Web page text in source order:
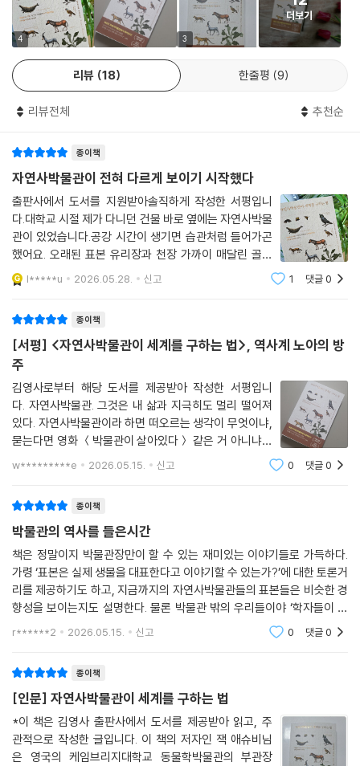
‘발견’되는 기준, 사람들에게 자연의 감각과 지식을 생생히 전달하는 전시
현장의 노하우, 그 뒤에 가려진 논쟁적 역사 같은 흥미진진한 뒷이야기가
‘자연사박물관은 아이들이 가는 곳’이라는 오랜 편견을 지운다.
연사박물관을 드나들 ‘슈퍼패스’를 선사한다. - 〈더타임스〉
인간도 표본이 될 수 있을까?
암컷 새들은 왜 고개를 숙이고 있을까?
‘객관적 자연’에 숨겨진 기억과 망각의 역사
표본은 실제 자연에서 왔지만 시기마다 무엇을 선택하고 어떻게 보존·연출
할지에 따라 끊임없이 재구성된다. 티라노사우루스 골격표본의 경우, 191
5년 처음 전시될 때는 꼬리를 바닥에 늘어뜨린 채 일어선 자세로 연출되었
다가 1980년대에 새로운 연구 결과가 발표되면서 등뼈가 지금처럼 수평
에 가까운 모습으로 수정되었다. 이 책에 따르면 크고 눈에 띄는 동물을 중
시하는 인간의 시선이 전시에 반영되면서 곤충과 식물은 실제 종의 수나
생물량에 비해 덜 보이게끔 연출된다. 과거에 박제된 암컷 새 표본들의 경
우 수컷을 향해 ‘조아리는’ 모습이 두드러지는데, 이는 가부장제의 분위기
가 반영된 것이다. 이 책의 1부는 우리가 자연사박물관에서 만나는 자연이
고정불변이 아니며, 당대의 연구와 인식에 따라 수정되고 연출되어온 자연
임을 밝힌다.
자연사박물관이라는 공간 자체의 역사도 인간의 역사와 뗄 수 없다. 2부에
탈, 그리고 토착민 수집가들의 지워진 노동이 스며 있다. 다윈보다 먼저 진
화론을 언급했던 천재 생물학자 앨프리드 러셀 윌리스는 어마어마한 표본
수집가로도 유명한데, 그의 성취에 알리와 바데룬이라는 두 현지인 수집가
의 기여가 컸다는 사실은 최근에야 알려졌다. 상당수의 표본이 전쟁 중인
군대에서 수집되었다는 것도 공공연한 사실이다. 몇 군데 자연사박물관에
서 남아프리카 생물표본의 출처를 조사한 저자는, 다수의 출처가 2차 보어
전쟁 당시 강제수용소의 위치와 겹친다는 사실을 밝혀낸다. 남아프리카 식
민지 지배권을 둘러싼 전쟁으로 현지인들이 고통을 겪는 동안 군인들은 여
이 불편한 진실이 자연사박물관을 향한 신뢰를 훼손할 수도 있을까? 저자
는 자연사박물관이 끝없이 움직이고 편집되는 ‘이야기’라면 ‘이야기꾼’의
존재를 알고 있을 때 더욱 입체적으로 관람할 수 있다고 강조한다. 고정된
정보를 전하는 중립적인 장소가 아니라 어떤 정보를 선택하고 기억할지에
4 3
더보기
리뷰 18 한줄평 9
리뷰전체 추천순
종이책
자연사박물관이 전혀 다르게 보이기 시작했다
출판사에서 도서를 지원받아솔직하게 작성한 서평입니
다.대학교 시절 제가 다니던 건물 바로 옆에는 자연사박물
관이 있었습니다.공강 시간이 생기면 습관처럼 들어가곤
했어요. 오래된 표본 유리장과 천장 가까이 매달린 골격
표본, 조용히 멈춰 선 새와 동물들까지. 묘하게 차분한 공
기가 좋아 자주 머물렀습니다.미술을 전공했지만 제게 자
l*****u 2026.05.28. 신고 1 댓글0
종이책
[서평] <자연사박물관이 세계를 구하는 법>, 역사계 노아의 방
주
김영사로부터 해당 도서를 제공받아 작성한 서평입니
다. 자연사박물관. 그것은 내 삶과 지극히도 멀리 떨어져
있다. 자연사박물관이라 하면 떠오르는 생각이 무엇이냐,
묻는다면 영화 ＜박물관이 살아있다＞ 같은 거 아니냐고
되물을 것이다.(이 문장을 작성하면서 ＜박물관이 살아있
w*********e 2026.05.15. 신고 0 댓글0
종이책
박물관의 역사를 들은시간
책은 정말이지 박물관장만이 할 수 있는 재미있는 이야기들로 가득하다.
가령 ‘표본은 실제 생물을 대표한다고 이야기할 수 있는가?’에 대한 토론거
리를 제공하기도 하고, 지금까지의 자연사박물관들의 표본들은 비슷한 경
향성을 보이는지도 설명한다. 물론 박물관 밖의 우리들이야 ‘학자들이 알
아서 잘 선별했겠거니’라고 생각하지만, 실상은 그렇지 않다는 점이 흥미
r******2 2026.05.15. 신고 0 댓글0
종이책
[인문] 자연사박물관이 세계를 구하는 법
*이 책은 김영사 출판사에서 도서를 제공받아 읽고, 주
관적으로 작성한 글입니다. 이 책의 저자인 잭 애슈비님
은 영국의 케임브리지대학교 동물학박물관의 부관장